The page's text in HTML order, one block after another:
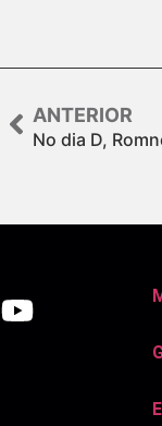
ANTERIOR
No dia D,